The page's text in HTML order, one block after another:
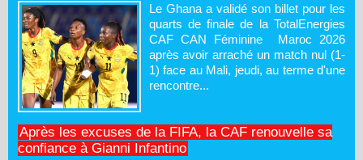
Le Ghana a validé son billet pour les
quarts de finale de la TotalEnergies
CAF CAN Féminine Maroc 2026
après avoir arraché un match nul (1-
1) face au Mali, jeudi, au terme d'une
rencontre...
Après les excuses de la FIFA, la CAF renouvelle sa
confiance à Gianni Infantino